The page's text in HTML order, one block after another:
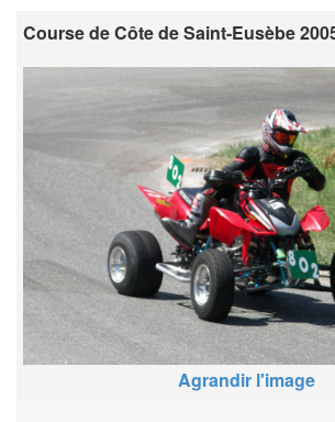
Course de Côte de Saint-Eusèbe
Agrandir l'image